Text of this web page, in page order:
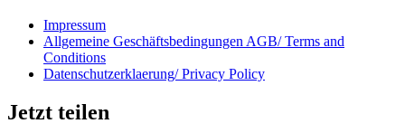
Impressum
Allgemeine Geschäftsbedingungen AGB/ Terms and
Conditions
Datenschutzerklaerung/ Privacy Policy
Jetzt teilen